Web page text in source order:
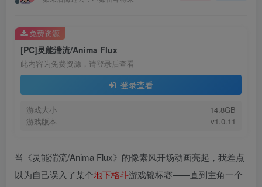
[PC]灵能湍流/Anima Flux
此内容为免费资源，请登录后查看
登录查看
游戏大小
14.8GB
游戏版本
v1.0.11
免费资源
当《灵能湍流/Anima Flux》的像素风开场动画亮起，我差点
以为自己误入了某个地下格斗游戏锦标赛——直到主角一个